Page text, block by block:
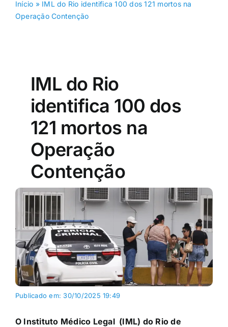
Início » IML do Rio identifica 100 dos 121 mortos na
Operação Contenção
IML do Rio
identifica 100 dos
121 mortos na
Operação
Contenção
Publicado em: 30/10/2025 19:49
O Instituto Médico Legal (IML) do Rio de